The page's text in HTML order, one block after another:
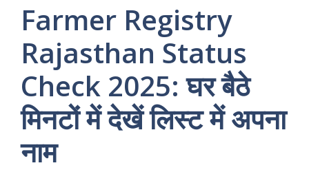
Farmer Registry
Rajasthan Status
Check 2025: घर बैठे
मिनटों में देखें लिस्ट में अपना
नाम